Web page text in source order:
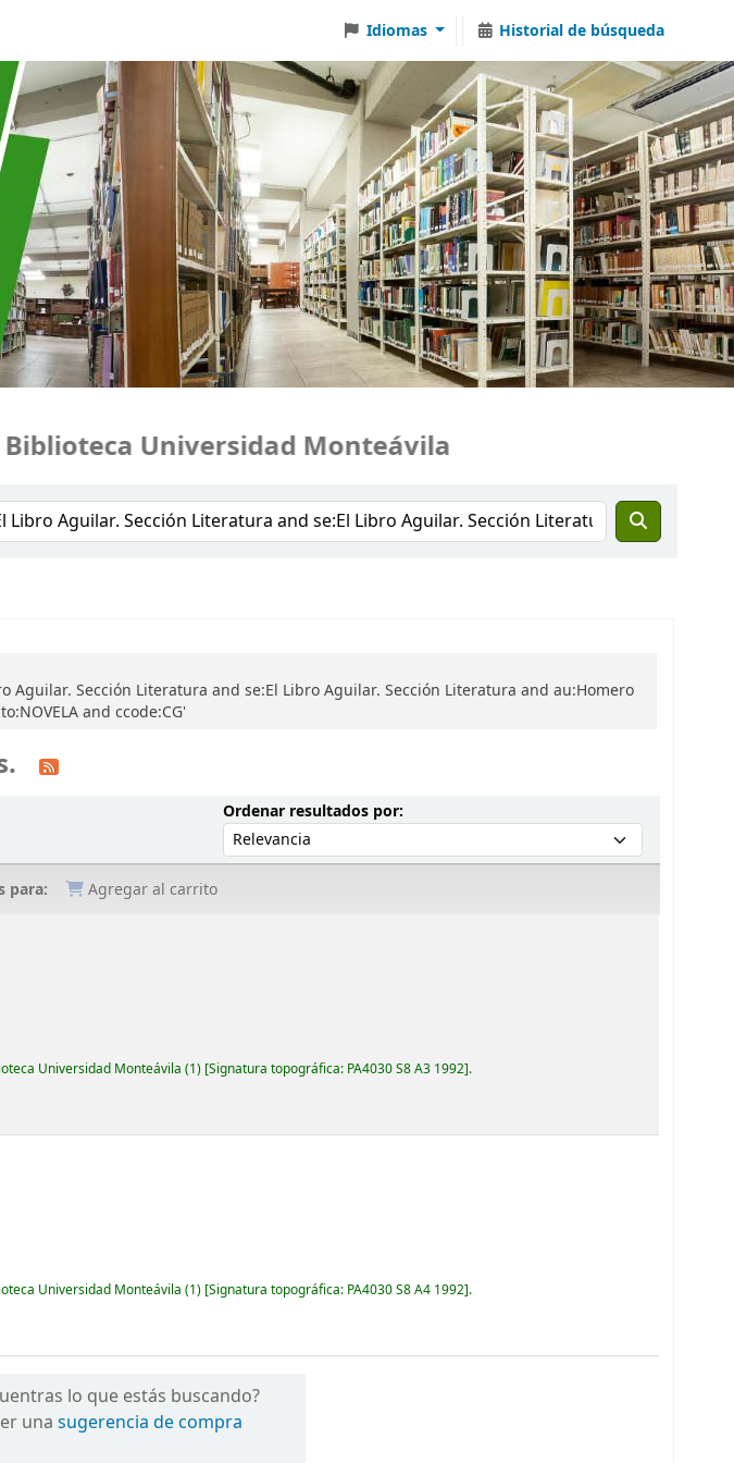
Idiomas Historial de búsqueda
Universidad Monteávila
Aguilar. Sección Literatura and se:El Libro Aguilar. Sección Literatura and au:Homero
and ccode:CG'
Ordenar resultados por:Ordenar por:
para: Agregar al carrito
Universidad Monteávila (1) Signatura topográfica: PA4030 S8 A3 1992 .
Universidad Monteávila (1) Signatura topográfica: PA4030 S8 A4 1992 .
lo que estás buscando?
unasugerencia de compra